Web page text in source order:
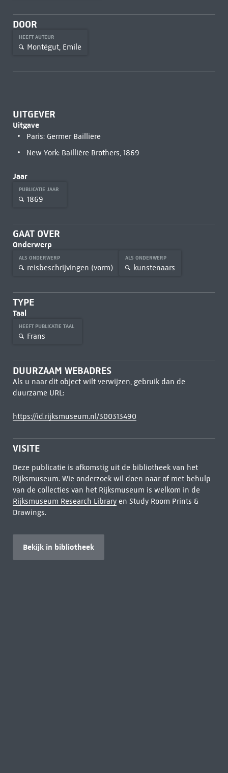
DOOR
HEEFT AUTEUR
Montégut, Emile
UITGEVER
Uitgave
Paris: Germer Baillière
New York: Baillière Brothers, 1869
Jaar
PUBLICATIE JAAR
1869
GAAT OVER
Onderwerp
ALS ONDERWERP
reisbeschrijvingen (vorm)
ALS ONDERWERP
kunstenaars
TYPE
Taal
HEEFT PUBLICATIE TAAL
Frans
DUURZAAM WEBADRES
Als u naar dit object wilt verwijzen, gebruik dan de
duurzame URL:
https://id.rijksmuseum.nl/300313490
VISITE
Deze publicatie is afkomstig uit de bibliotheek van het
Rijksmuseum. Wie onderzoek wil doen naar of met behulp
van de collecties van het Rijksmuseum is welkom in de
Rijksmuseum Research Libraryen Study Room Prints &
Drawings.
Bekijk in bibliotheek